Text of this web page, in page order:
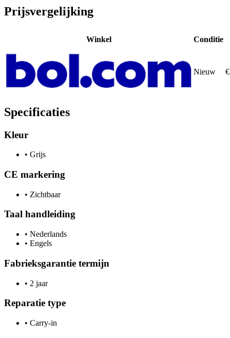
Prijsvergelijking
Winkel Conditie
Nieuw
Specificaties
Kleur
• Grijs
CE markering
• Zichtbaar
Taal handleiding
• Nederlands
• Engels
Fabrieksgarantie termijn
• 2 jaar
Reparatie type
• Carry-in